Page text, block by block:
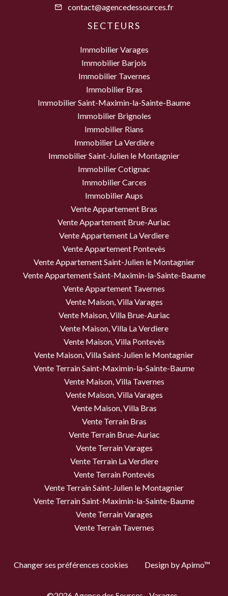
contact@agencedessources.fr
SECTEURS
Immobilier Varages
Immobilier Barjols
Immobilier Tavernes
Immobilier Bras
Immobilier Saint-Maximin-la-Sainte-Baume
Immobilier Brignoles
Immobilier Rians
Immobilier La Verdière
Immobilier Saint-Julien le Montagnier
Immobilier Cotignac
Immobilier Carces
Immobilier Aups
Vente Appartement Bras
Vente Appartement Brue-Auriac
Vente Appartement La Verdiere
Vente Appartement Pontevès
Vente Appartement Saint-Julien le Montagnier
Vente Appartement Saint-Maximin-la-Sainte-Baume
Vente Appartement Tavernes
Vente Maison, Villa Varages
Vente Maison, Villa Brue-Auriac
Vente Maison, Villa La Verdiere
Vente Maison, Villa Pontevès
Vente Maison, Villa Saint-Julien le Montagnier
Vente Terrain Saint-Maximin-la-Sainte-Baume
Vente Maison, Villa Tavernes
Vente Maison, Villa Varages
Vente Maison, Villa Bras
Vente Terrain Bras
Vente Terrain Brue-Auriac
Vente Terrain Varages
Vente Terrain La Verdiere
Vente Terrain Pontevès
Vente Terrain Saint-Julien le Montagnier
Vente Terrain Saint-Maximin-la-Sainte-Baume
Vente Terrain Varages
Vente Terrain Tavernes
Changer ses préférences cookies Design byApimo™